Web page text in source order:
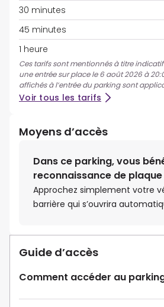
30 minutes
45 minutes
1 heure
Ces tarifs sont mentionnés à titre
une entrée sur place le 6 août 2026 à
affichés à l’entrée du parking sont
Voir tous les tarifs
Moyens d’accès
Dans ce parking, vous
reconnaissance de plaque
Approchez simplement votre
barrière qui s’ouvrira
Guide d’accès
Comment accéder au